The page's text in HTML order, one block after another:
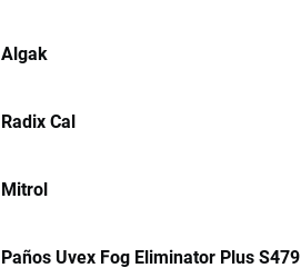
Algak
Radix Cal
Mitrol
Paños Uvex Fog Eliminator Plus S479